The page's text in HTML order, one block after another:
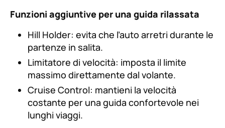
Funzioni aggiuntive per una guida rilassata
Hill Holder: evita che l’auto arretri durante le
partenze in salita.
Limitatore di velocità: imposta il limite
massimo direttamente dal volante.
Cruise Control: mantieni la velocità
costante per una guida confortevole nei
lunghi viaggi.